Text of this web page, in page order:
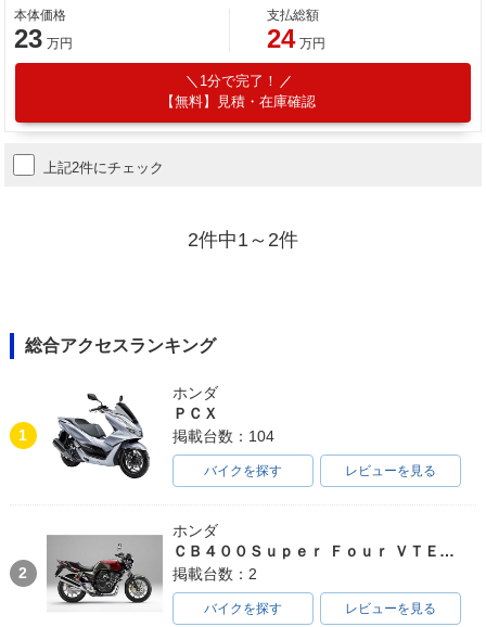
本体価格
23 万円
支払総額
24 万円
1分で完了！
【無料】見積・在庫確認
上記2件にチェック
2件中1～2件
総合アクセスランキング
1
ホンダ
ＰＣＸ
掲載台数：104
バイクを探す レビューを見る
2
ホンダ
ＣＢ４００Ｓｕｐｅｒ Ｆｏｕｒ ＶＴＥＣ ＳＰＥＣ３
掲載台数：2
バイクを探す レビューを見る